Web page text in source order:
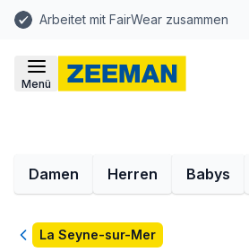
Arbeitet mit FairWear zusammen
Menü
Damen Herren Babys
ZurückLa Seyne-sur-Mer